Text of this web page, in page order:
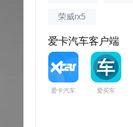
荣威rx5
爱卡汽车客户端
爱卡汽车 爱买车